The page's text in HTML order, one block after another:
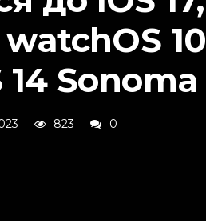
watchOS 10
14 Sonoma
823 0